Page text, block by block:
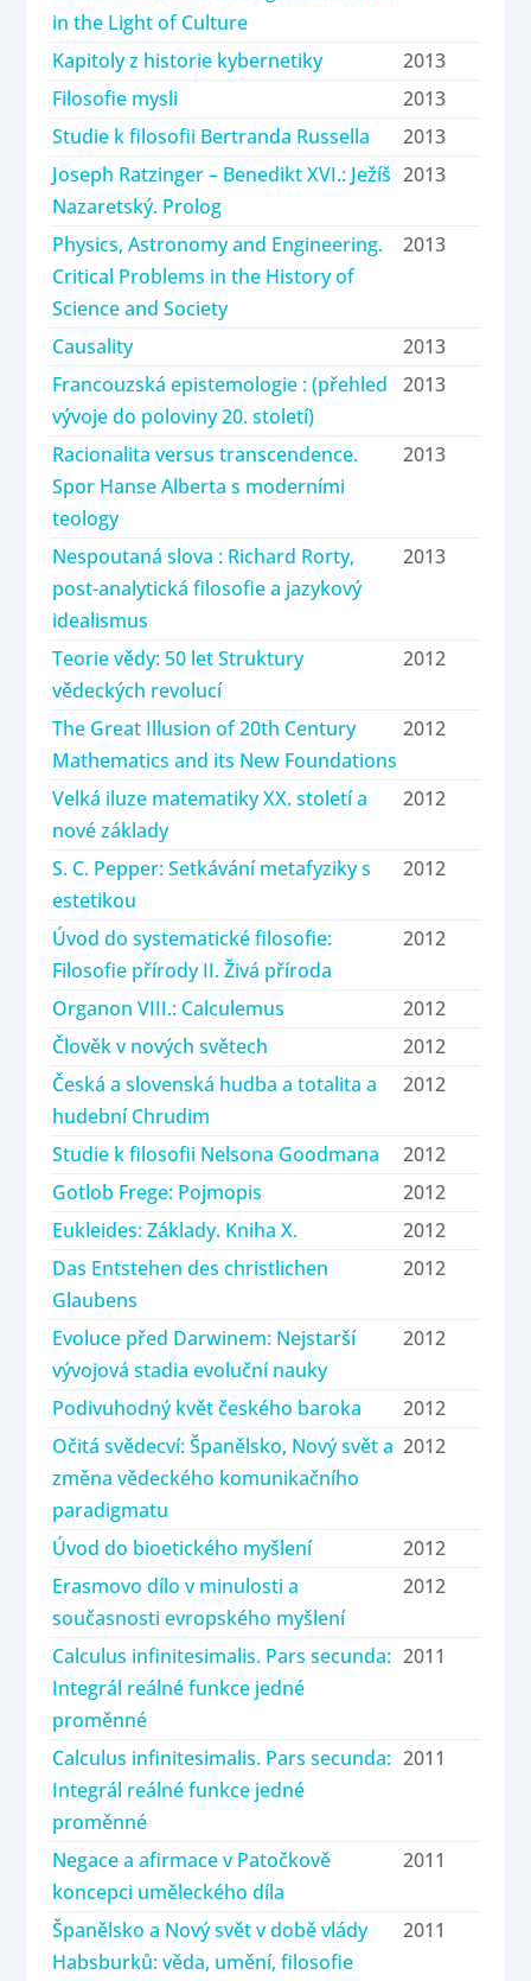
in the Light of Culture
Kapitoly z historie kybernetiky
2013
Filosofie mysli
2013
Studie k filosofii Bertranda Russella
2013
Joseph Ratzinger – Benedikt XVI.: Ježíš
Nazaretský. Prolog
2013
Physics, Astronomy and Engineering.
Critical Problems in the History of
Science and Society
2013
Causality
2013
Francouzská epistemologie : (přehled
vývoje do poloviny 20. století)
2013
Racionalita versus transcendence.
Spor Hanse Alberta s moderními
teology
2013
Nespoutaná slova : Richard Rorty,
post-analytická filosofie a jazykový
idealismus
2013
Teorie vědy: 50 let Struktury
vědeckých revolucí
2012
The Great Illusion of 20th Century
Mathematics and its New Foundations
2012
Velká iluze matematiky XX. století a
nové základy
2012
S. C. Pepper: Setkávání metafyziky s
estetikou
2012
Úvod do systematické filosofie:
Filosofie přírody II. Živá příroda
2012
Organon VIII.: Calculemus
2012
Člověk v nových světech
2012
Česká a slovenská hudba a totalita a
hudební Chrudim
2012
Studie k filosofii Nelsona Goodmana
2012
Gotlob Frege: Pojmopis
2012
Eukleides: Základy. Kniha X.
2012
Das Entstehen des christlichen
Glaubens
2012
Evoluce před Darwinem: Nejstarší
vývojová stadia evoluční nauky
2012
Podivuhodný květ českého baroka
2012
Očitá svědecví: Španělsko, Nový svět a
změna vědeckého komunikačního
paradigmatu
2012
Úvod do bioetického myšlení
2012
Erasmovo dílo v minulosti a
současnosti evropského myšlení
2012
Calculus infinitesimalis. Pars secunda:
Integrál reálné funkce jedné
proměnné
2011
Calculus infinitesimalis. Pars secunda:
Integrál reálné funkce jedné
proměnné
2011
Negace a afirmace v Patočkově
koncepci uměleckého díla
2011
Španělsko a Nový svět v době vlády
Habsburků: věda, umění, filosofie
2011